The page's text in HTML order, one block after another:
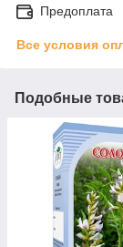
Предоплата
Все условия
Подобные